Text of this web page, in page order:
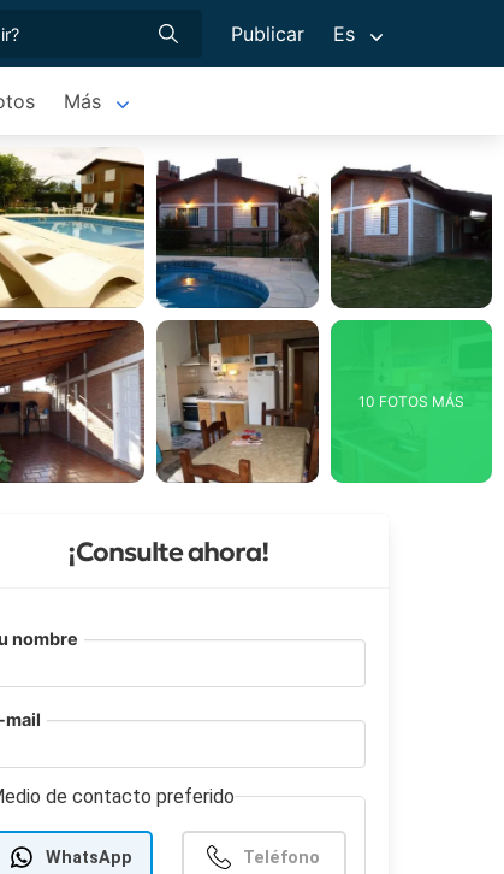
Publicar Es
Más
10 FOTOS MÁS
¡Consulte ahora!
nombre
mail
de contacto preferido
WhatsApp Teléfono